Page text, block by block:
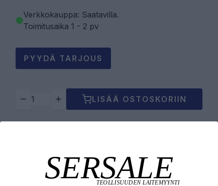
Verkkokauppa: Saatavilla.
Toimitusaika 1 - 2 pv
PYYDÄ TARJOUS
LISÄÄ OSTOSKORIIN
Tekniset edut